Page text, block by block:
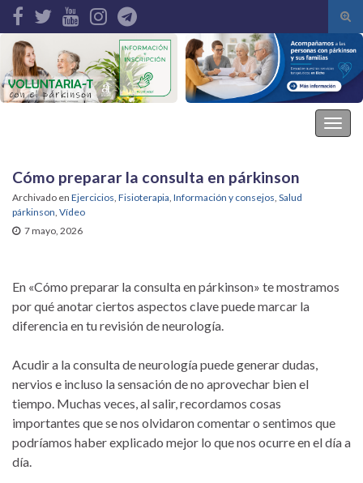
de
Search for:
Cómo preparar la consulta en párkinson
Archivado en Ejercicios, Fisioterapia, Información y consejos, Salud
párkinson, Vídeo
7 mayo, 2026
En «Cómo preparar la consulta en párkinson» te mostramos
por qué anotar ciertos aspectos clave puede marcar la
diferencia en tu revisión de neurología.
Acudir a la consulta de neurología puede generar dudas,
nervios e incluso la sensación de no aprovechar bien el
tiempo. Muchas veces, al salir, recordamos cosas
importantes que se nos olvidaron comentar o sentimos que
podríamos haber explicado mejor lo que nos ocurre en el día a
día.